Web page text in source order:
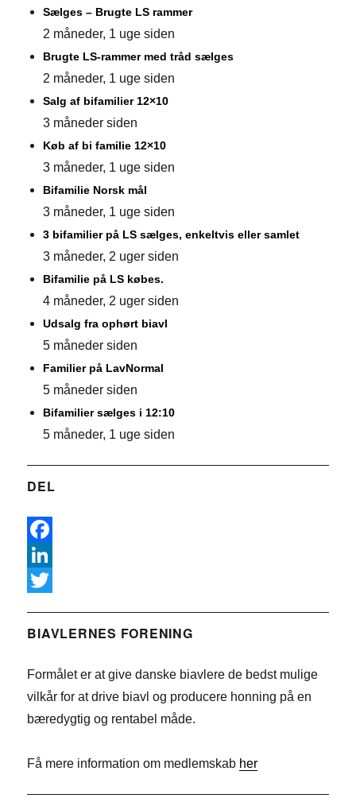
Sælges – Brugte LS rammer
2 måneder, 1 uge siden
Brugte LS-rammer med tråd sælges
2 måneder, 1 uge siden
Salg af bifamilier 12×10
3 måneder siden
Køb af bi familie 12×10
3 måneder, 1 uge siden
Bifamilie Norsk mål
3 måneder, 1 uge siden
3 bifamilier på LS sælges, enkeltvis eller samlet
3 måneder, 2 uger siden
Bifamilie på LS købes.
4 måneder, 2 uger siden
Udsalg fra ophørt biavl
5 måneder siden
Familier på LavNormal
5 måneder siden
Bifamilier sælges i 12:10
5 måneder, 1 uge siden
DEL
F
a
e
o
L
n
e
n
w
t
r
BIAVLERNES FORENING
Formålet er at give danske biavlere de bedst mulige
vilkår for at drive biavl og producere honning på en
bæredygtig og rentabel måde.
Få mere information om medlemskab her